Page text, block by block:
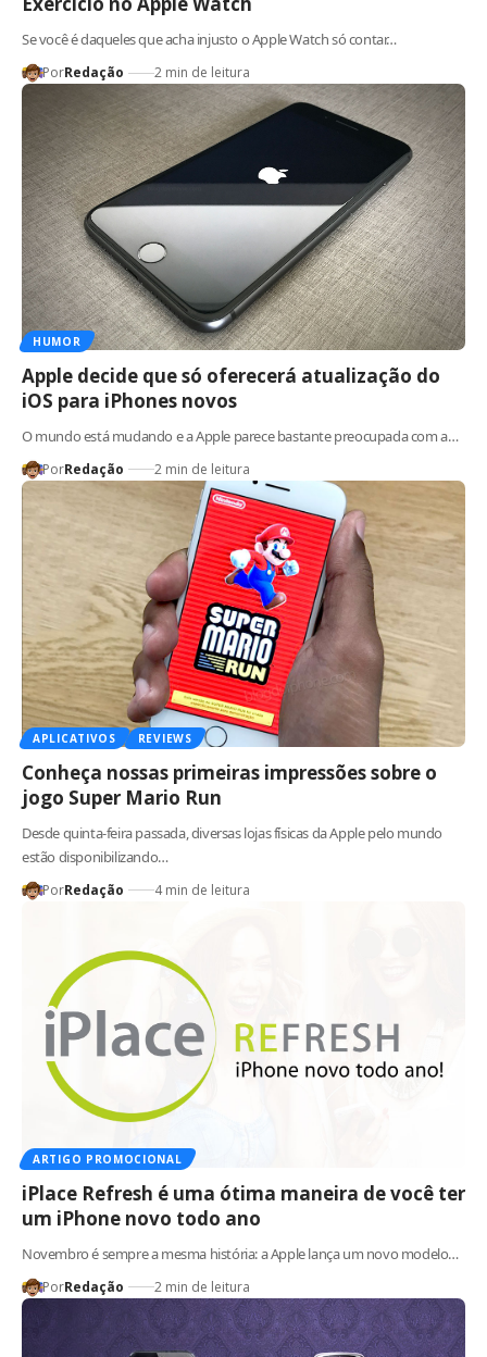
Se você é daqueles que acha injusto o Apple Watch só contar…
PorRedação 2 min de leitura
HUMOR
Apple decide que só oferecerá atualização do
iOS para iPhones novos
O mundo está mudando e a Apple parece bastante preocupada com a…
PorRedação 2 min de leitura
APLICATIVOS REVIEWS
Conheça nossas primeiras impressões sobre o
jogo Super Mario Run
Desde quinta-feira passada, diversas lojas físicas da Apple pelo mundo
estão disponibilizando…
PorRedação 4 min de leitura
ARTIGO PROMOCIONAL
iPlace Refresh é uma ótima maneira de você ter
um iPhone novo todo ano
Novembro é sempre a mesma história: a Apple lança um novo modelo…
PorRedação 2 min de leitura